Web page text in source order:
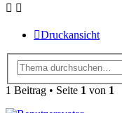
Druckansicht
1 Beitrag • Seite 1 von 1